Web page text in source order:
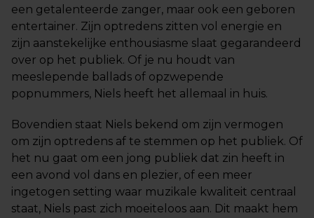
een getalenteerde zanger, maar ook een geboren
entertainer. Zijn optredens zitten vol energie en
zijn aanstekelijke enthousiasme slaat gegarandeerd
over op het publiek. Of je nu houdt van
meeslepende ballads of opzwepende
popnummers, Niels heeft het allemaal in huis.
Bovendien staat Niels bekend om zijn vermogen
om zijn optredens af te stemmen op het publiek. Of
het nu gaat om een jong publiek dat zin heeft in
een avond vol dans en plezier, of een meer
ingetogen setting waar muzikale kwaliteit centraal
staat, Niels past zich moeiteloos aan. Dit maakt hem